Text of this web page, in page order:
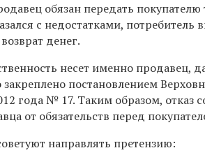
обязан передать покупателю
с недостатками, потребитель
денег.
несет именно продавец,
постановлением
года № 17. Таким образом, отказ
от обязательств перед
направлять претензию: